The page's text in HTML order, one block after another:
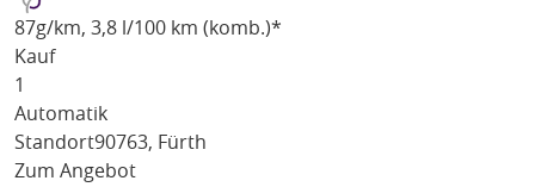
87g/km, 3,8 l/100 km (komb.)*
Kauf
1
Automatik
Standort90763, Fürth
Zum Angebot